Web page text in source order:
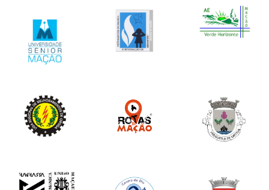
Image Image
Image